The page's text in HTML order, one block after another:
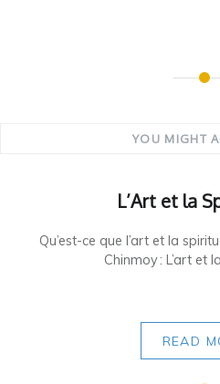
YOU MIGHT
L’Art et la
Qu’est-ce que l’art et la
Chinmoy : L’art et
READ